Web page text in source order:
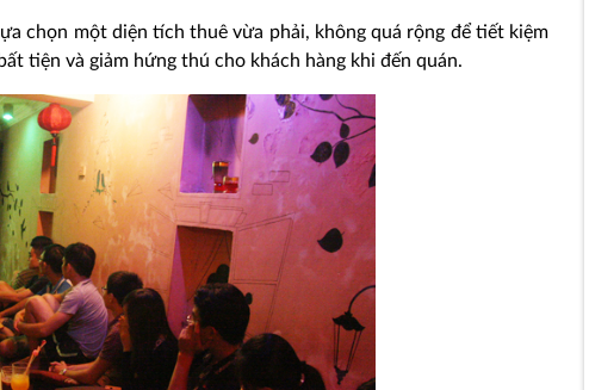
chọn một diện tích thuê vừa phải, không quá rộng để tiết kiệm
tiện và giảm hứng thú cho khách hàng khi đến quán.